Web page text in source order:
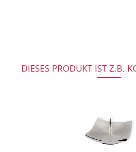
DIESES PRODUKT IST Z.B.